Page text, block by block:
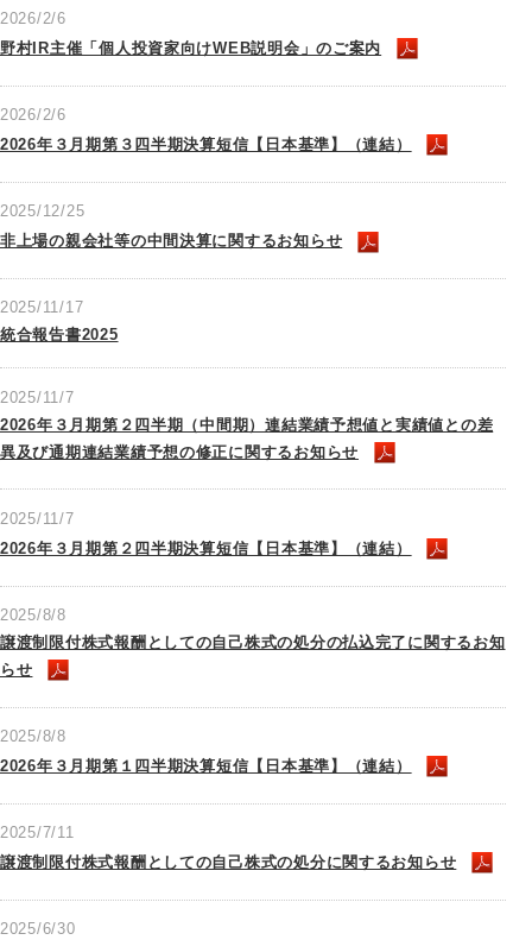
2026/2/6
野村IR主催「個人投資家向けWEB説明会」のご案内
2026/2/6
2026年３月期第３四半期決算短信【日本基準】（連結）
2025/12/25
非上場の親会社等の中間決算に関するお知らせ
2025/11/17
統合報告書2025
2025/11/7
2026年３月期第２四半期（中間期）連結業績予想値と実績値との差
異及び通期連結業績予想の修正に関するお知らせ
2025/11/7
2026年３月期第２四半期決算短信【日本基準】（連結）
2025/8/8
譲渡制限付株式報酬としての自己株式の処分の払込完了に関するお知
らせ
2025/8/8
2026年３月期第１四半期決算短信【日本基準】（連結）
2025/7/11
譲渡制限付株式報酬としての自己株式の処分に関するお知らせ
2025/6/30